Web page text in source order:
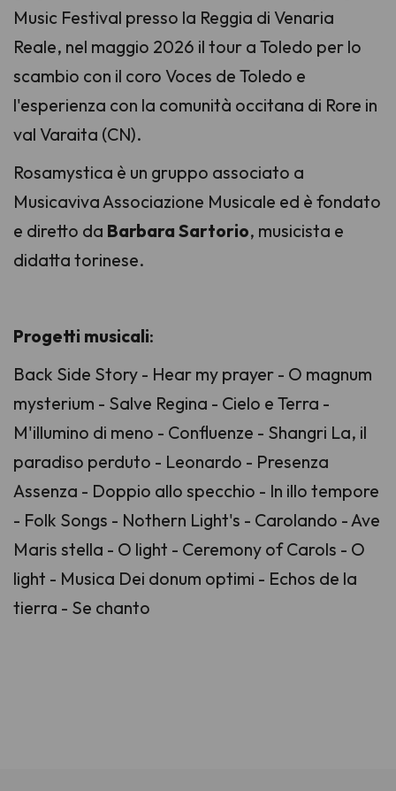
Music Festival presso la Reggia di Venaria
Reale, nel maggio 2026 il tour a Toledo per lo
scambio con il coro Voces de Toledo e
l'esperienza con la comunità occitana di Rore in
val Varaita (CN).
Rosamystica è un gruppo associato a
Musicaviva Associazione Musicale ed è fondato
e diretto da Barbara Sartorio, musicista e
didatta torinese.
Progetti musicali:
Back Side Story - Hear my prayer - O magnum
mysterium - Salve Regina - Cielo e Terra -
M'illumino di meno - Confluenze - Shangri La, il
paradiso perduto - Leonardo - Presenza
Assenza - Doppio allo specchio - In illo tempore
- Folk Songs - Nothern Light's - Carolando - Ave
Maris stella - O light - Ceremony of Carols - O
light - Musica Dei donum optimi - Echos de la
tierra - Se chanto